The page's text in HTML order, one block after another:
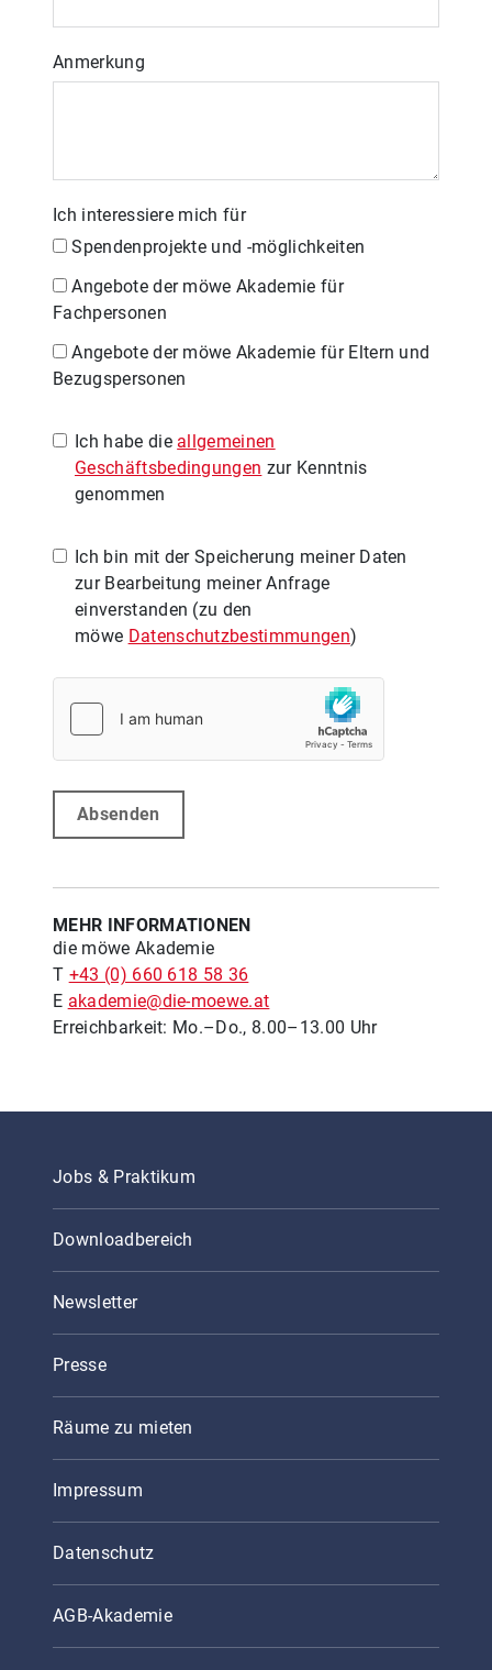
Anmerkung
Ich interessiere mich für
Spendenprojekte und -möglichkeiten
Angebote der möwe Akademie für
Fachpersonen
Angebote der möwe Akademie für Eltern und
Bezugspersonen
Ich habe die allgemeinen
Geschäftsbedingungen zur Kenntnis
genommen
Ich bin mit der Speicherung meiner Daten
zur Bearbeitung meiner Anfrage
einverstanden (zu den
möwe Datenschutzbestimmungen)
Absenden
MEHR INFORMATIONEN
die möwe Akademie
T +43 (0) 660 618 58 36
E akademie@die-moewe.at
Erreichbarkeit: Mo.–Do., 8.00–13.00 Uhr
Jobs & Praktikum
Downloadbereich
Newsletter
Presse
Räume zu mieten
Impressum
Datenschutz
AGB-Akademie